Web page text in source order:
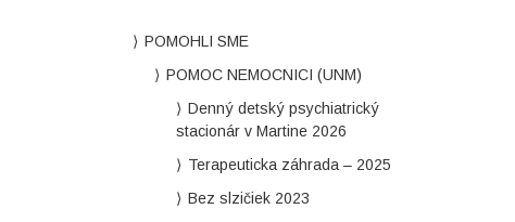
POMOHLI SME
POMOC NEMOCNICI (UNM)
Denný detský psychiatrický
stacionár v Martine 2026
Terapeuticka záhrada – 2025
Bez slzičiek 2023